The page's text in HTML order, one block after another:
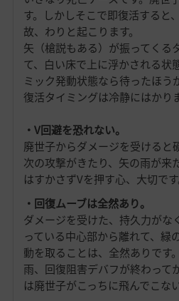
す。しかしそこで即復活すると
故、わりと起こります。
矢（槍説もある）が振ってくる
て、白い床で上に浮かされる状
ミック発動状態なら待ったほう
復活タイミングは冷静にはかり
・V回避を恐れない。
廃世子からダメージを受けると
次の攻撃がきたり、矢の雨が来
はすかさずVを押す心、大切です
・回復ムーブは全然あり。
ダメージを受けた、持久力がな
っている中心部から離れて、緑
動を取ることは、全然ありです
雨、回復阻害デバフが終わって
は廃世子がこっちに飛んでこな